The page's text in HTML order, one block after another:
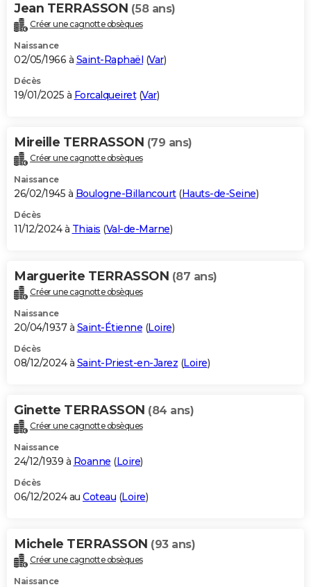
Jean TERRASSON (58 ans)
Créer une cagnotte obsèques
Naissance
02/05/1966 à Saint-Raphaël (Var)
Décès
19/01/2025 à Forcalqueiret(Var)
Mireille TERRASSON (79 ans)
Créer une cagnotte obsèques
Naissance
26/02/1945 à Boulogne-Billancourt(Hauts-de-Seine)
Décès
11/12/2024 à Thiais (Val-de-Marne)
Marguerite TERRASSON (87 ans)
Créer une cagnotte obsèques
Naissance
20/04/1937 à Saint-Étienne (Loire)
Décès
08/12/2024 à Saint-Priest-en-Jarez (Loire)
Ginette TERRASSON (84 ans)
Créer une cagnotte obsèques
Naissance
24/12/1939 à Roanne (Loire)
Décès
06/12/2024 au Coteau (Loire)
Michele TERRASSON (93 ans)
Créer une cagnotte obsèques
Naissance